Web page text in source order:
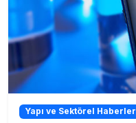
Yapı ve Sektörel Haberler